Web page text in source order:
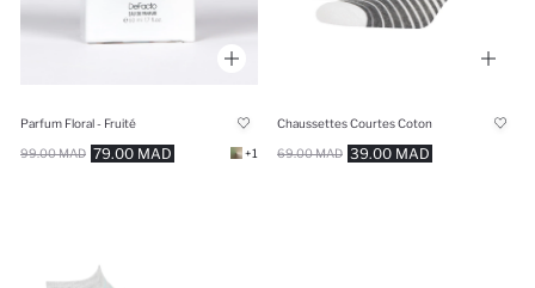
Parfum Floral - Fruité
79.00 MAD
99.00 MAD +1
Chaussettes Courtes Coton
39.00 MAD
69.00 MAD